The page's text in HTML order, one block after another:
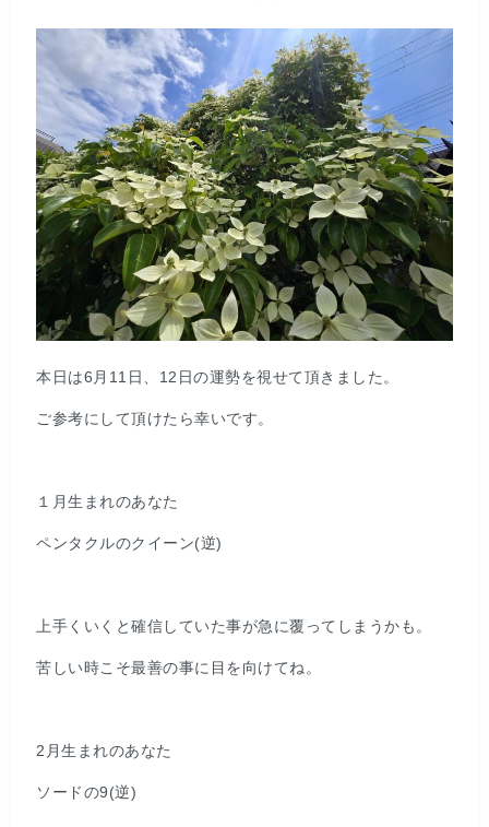
本日は6月11日、12日の運勢を視せて頂きました。
ご参考にして頂けたら幸いです。
１月生まれのあなた
ペンタクルのクイーン(逆)
上手くいくと確信していた事が急に覆ってしまうかも。
苦しい時こそ最善の事に目を向けてね。
2月生まれのあなた
ソードの9(逆)